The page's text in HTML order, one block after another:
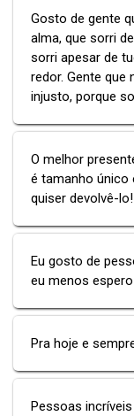
Gosto de gente
alma, que sorri
sorri apesar de
redor. Gente que
injusto, porque
O melhor
é tamanho único
quiser devolvê-lo!
Eu gosto de
eu menos
Pra hoje e
Pessoas